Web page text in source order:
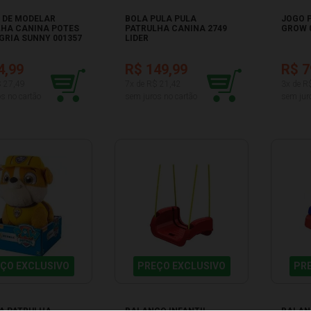
MODELAR
CANINA POTES
SUNNY 001357
BOLA PULA PULA
PATRULHA CANINA 2749
LIDER
R$ 149,99
JOGO
GROW
R$
EXCLUSIVO PREÇO EXCLUSIVO